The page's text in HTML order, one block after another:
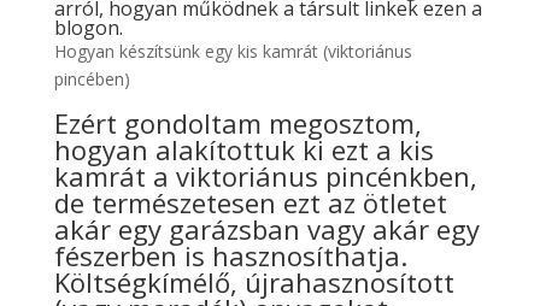
arról, hogyan működnek a társult linkek ezen a
blogon.
Hogyan készítsünk egy kis kamrát (viktoriánus
pincében)
Ezért gondoltam megosztom,
hogyan alakítottuk ki ezt a kis
kamrát a viktoriánus pincénkben,
de természetesen ezt az ötletet
akár egy garázsban vagy akár egy
fészerben is hasznosíthatja.
Költségkímélő, újrahasznosított